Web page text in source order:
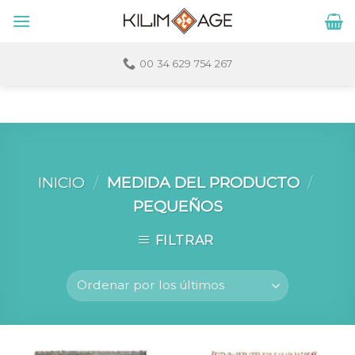
00 34 629 754 267
INICIO / MEDIDA DEL PRODUCTO /
PEQUEÑOS
FILTRAR